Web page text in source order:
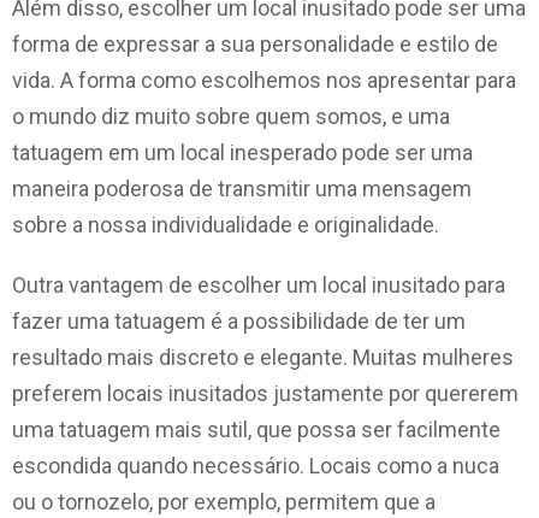
Além disso, escolher um local inusitado pode ser uma
forma de expressar a sua personalidade e estilo de
vida. A forma como escolhemos nos apresentar para
o mundo diz muito sobre quem somos, e uma
tatuagem em um local inesperado pode ser uma
maneira poderosa de transmitir uma mensagem
sobre a nossa individualidade e originalidade.
Outra vantagem de escolher um local inusitado para
fazer uma tatuagem é a possibilidade de ter um
resultado mais discreto e elegante. Muitas mulheres
preferem locais inusitados justamente por quererem
uma tatuagem mais sutil, que possa ser facilmente
escondida quando necessário. Locais como a nuca
ou o tornozelo, por exemplo, permitem que a